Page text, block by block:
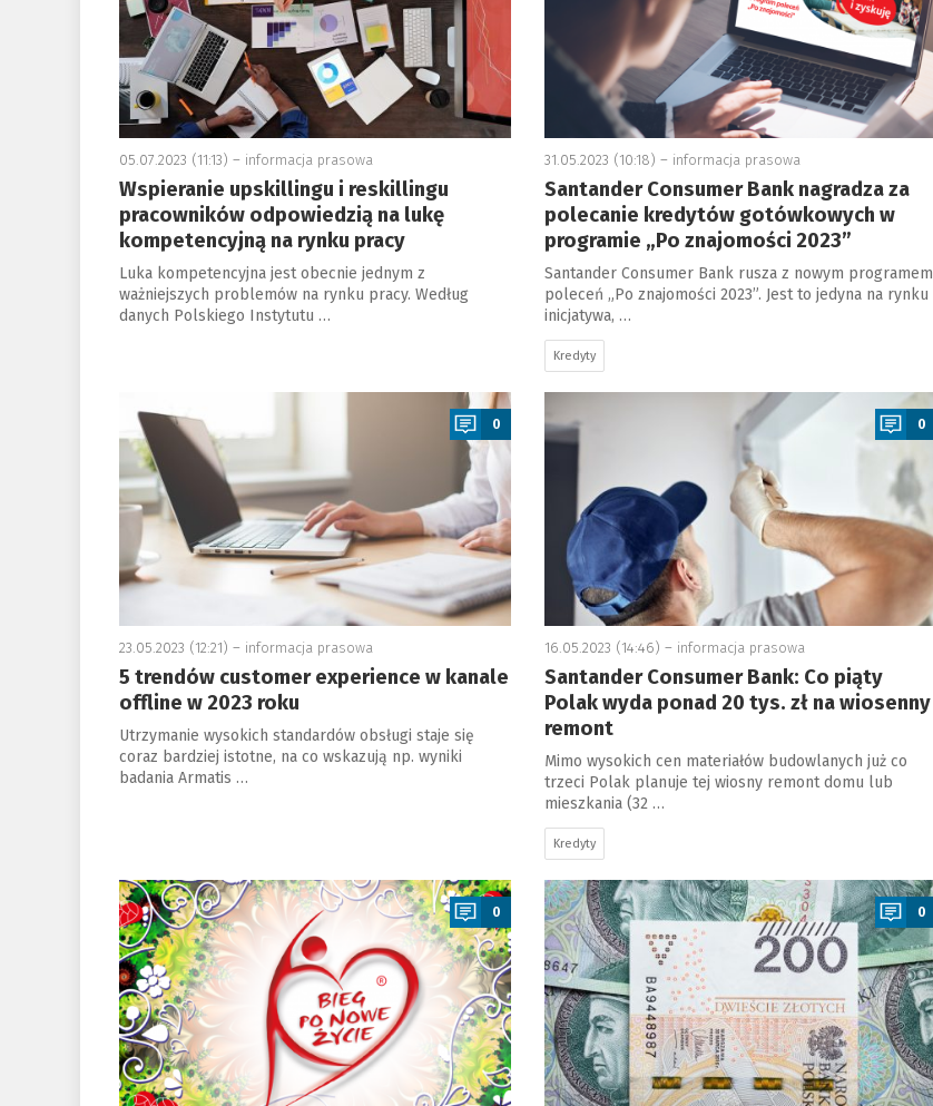
05.07.2023 (11:13) – informacja prasowa
Wspieranie upskillingu i reskillingu
pracowników odpowiedzią na lukę
kompetencyjną na rynku pracy
Luka kompetencyjna jest obecnie jednym z
ważniejszych problemów na rynku pracy. Według
danych Polskiego Instytutu …
31.05.2023 (10:18) – informacja prasowa
Santander Consumer Bank nagradza za
polecanie kredytów gotówkowych w
programie „Po znajomości 2023”
Santander Consumer Bank rusza z nowym programem
poleceń „Po znajomości 2023”. Jest to jedyna na rynku
inicjatywa, …
Kredyty
0
23.05.2023 (12:21) – informacja prasowa
5 trendów customer experience w kanale
offline w 2023 roku
Utrzymanie wysokich standardów obsługi staje się
coraz bardziej istotne, na co wskazują np. wyniki
badania Armatis …
a
0
16.05.2023 (14:46) – informacja prasowa
Santander Consumer Bank: Co piąty
Polak wyda ponad 20 tys. zł na wiosenny
remont
Mimo wysokich cen materiałów budowlanych już co
trzeci Polak planuje tej wiosny remont domu lub
mieszkania (32 …
Kredyty
a
0
a
0